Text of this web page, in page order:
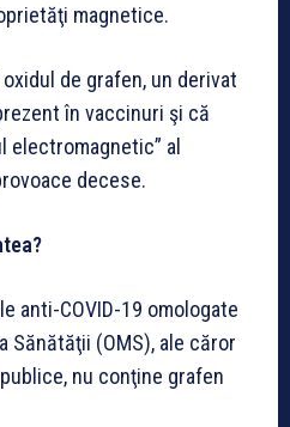
magnetice.
de grafen, un derivat
în vaccinuri şi că
electromagnetic” al
decese.
anti-COVID-19 omologate
Sănătăţii (OMS), ale căror
nu conţine grafen